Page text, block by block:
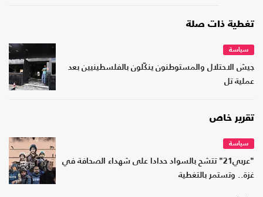
تغطية ذات صلة
سياسة
جيش الاحتلال والمستوطنون ينكّلون بالفلسطينيين بعد
عملية تل
تقرير خاص
سياسة
"عربي21" تتشح بالسواد حدادا على شهداء الصحافة في
غزة.. وتستمر بالتغطية